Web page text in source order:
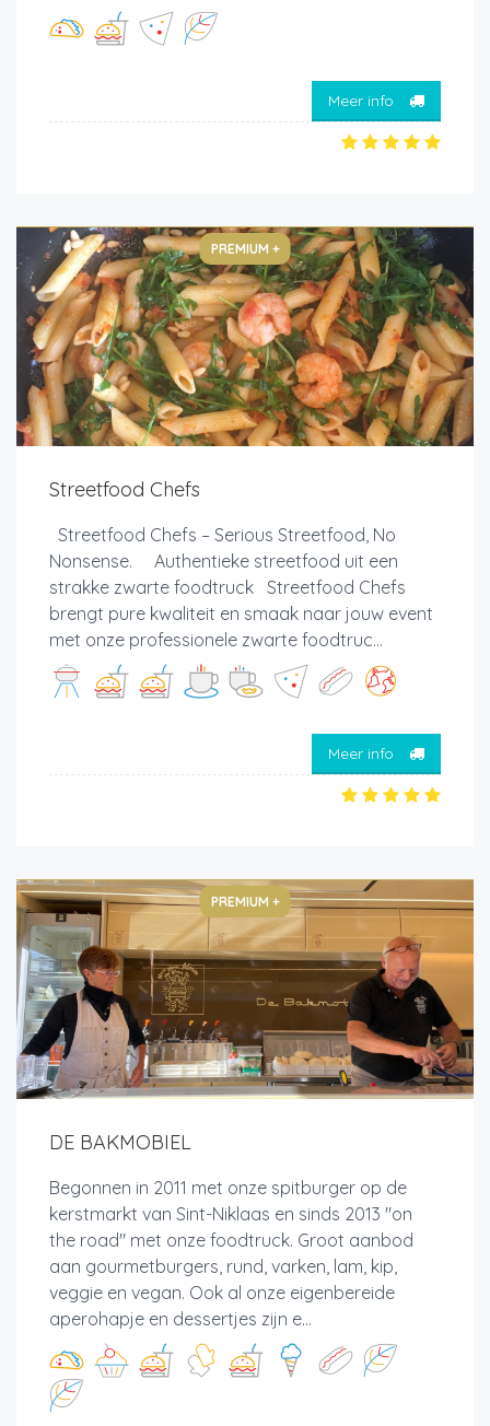
Meer info
PREMIUM +
Streetfood Chefs
Streetfood Chefs – Serious Streetfood, No
Nonsense. Authentieke streetfood uit een
strakke zwarte foodtruck Streetfood Chefs
brengt pure kwaliteit en smaak naar jouw event
met onze professionele zwarte foodtruc...
Meer info
PREMIUM +
DE BAKMOBIEL
Begonnen in 2011 met onze spitburger op de
kerstmarkt van Sint-Niklaas en sinds 2013 "on
the road" met onze foodtruck. Groot aanbod
aan gourmetburgers, rund, varken, lam, kip,
veggie en vegan. Ook al onze eigenbereide
aperohapje en dessertjes zijn e...